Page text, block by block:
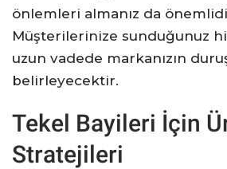
önlemleri almanız da
Müşterilerinize sunduğunuz
uzun vadede markanızın
belirleyecektir.
Tekel Bayileri İçin
Stratejileri